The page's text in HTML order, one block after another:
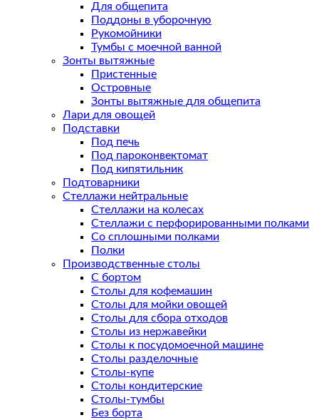
Для общепита
Поддоны в уборочную
Рукомойники
Тумбы с моечной ванной
Зонты вытяжные
Пристенные
Островные
Зонты вытяжные для общепита
Лари для овощей
Подставки
Под печь
Под пароконвектомат
Под кипятильник
Подтоварники
Стеллажи нейтральные
Стеллажи на колесах
Стеллажи с перфорированными полками
Со сплошными полками
Полки
Производственные столы
С бортом
Столы для кофемашин
Столы для мойки овощей
Столы для сбора отходов
Столы из нержавейки
Столы к посудомоечной машине
Столы разделочные
Столы-купе
Столы кондитерские
Столы-тумбы
Без борта